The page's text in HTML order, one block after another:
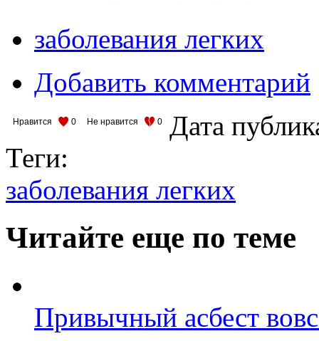
заболевания легких
Добавить комментарий
Нравится 0 Не нравится 0
Дата
Теги:
заболевания легких
Читайте еще по теме
Привычный асбест